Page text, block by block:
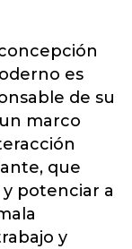
es
de su
marco
que
potenciar a
y